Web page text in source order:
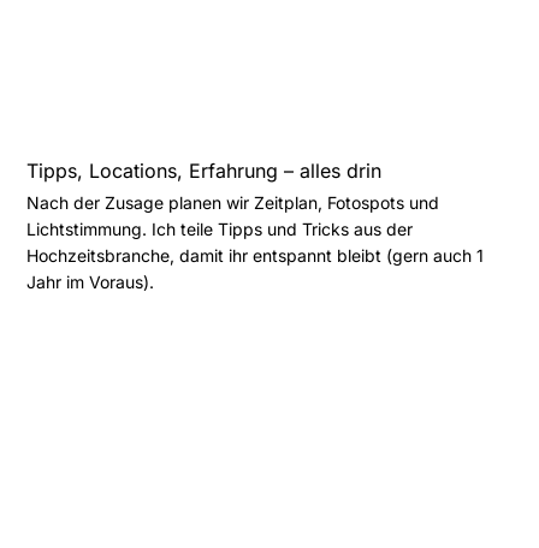
Tipps, Locations, Erfahrung – alles drin
Nach der Zusage planen wir Zeitplan, Fotospots und
Lichtstimmung. Ich teile Tipps und Tricks aus der
Hochzeitsbranche, damit ihr entspannt bleibt (gern auch 1
Jahr im Voraus).